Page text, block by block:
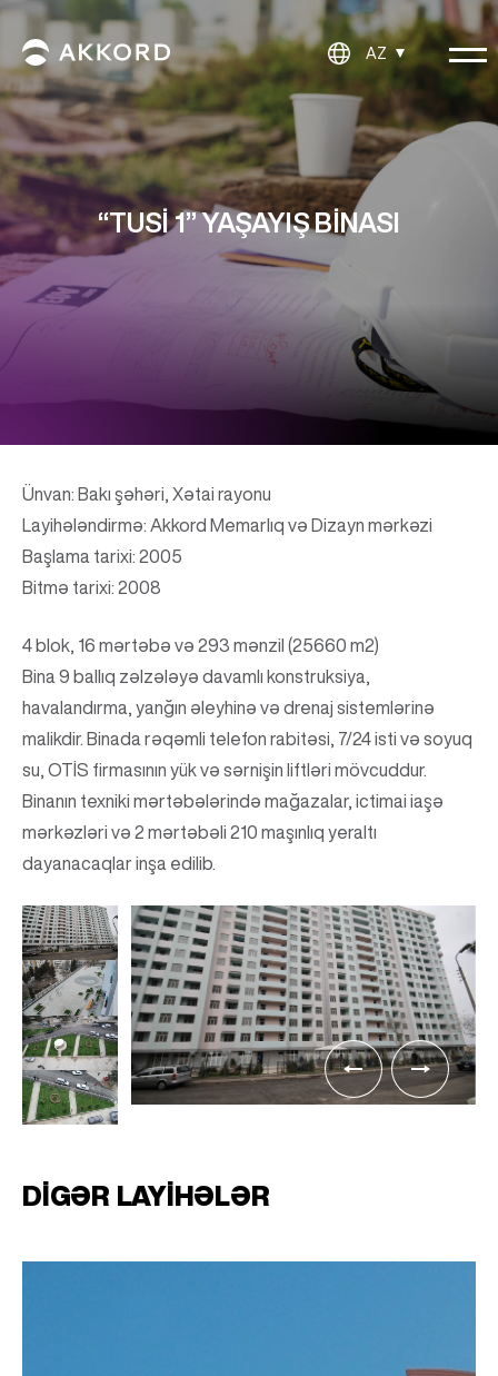
AZ
“TUSI 1” YAŞAYIŞ BINASI
Ünvan: Bakı şəhəri, Xətai rayonu
Layihələndirmə: Akkord Memarlıq və Dizayn mərkəzi
Başlama tarixi: 2005
Bitmə tarixi: 2008
4 blok, 16 mərtəbə və 293 mənzil (25660 m2)
Bina 9 ballıq zəlzələyə davamlı konstruksiya,
havalandırma, yanğın əleyhinə və drenaj sistemlərinə
malikdir. Binada rəqəmli telefon rabitəsi, 7/24 isti və soyuq
su, OTİS firmasının yük və sərnişin liftləri mövcuddur.
Binanın texniki mərtəbələrində mağazalar, ictimai iaşə
mərkəzləri və 2 mərtəbəli 210 maşınlıq yeraltı
dayanacaqlar inşa edilib.
DIGƏR LAYIHƏLƏR